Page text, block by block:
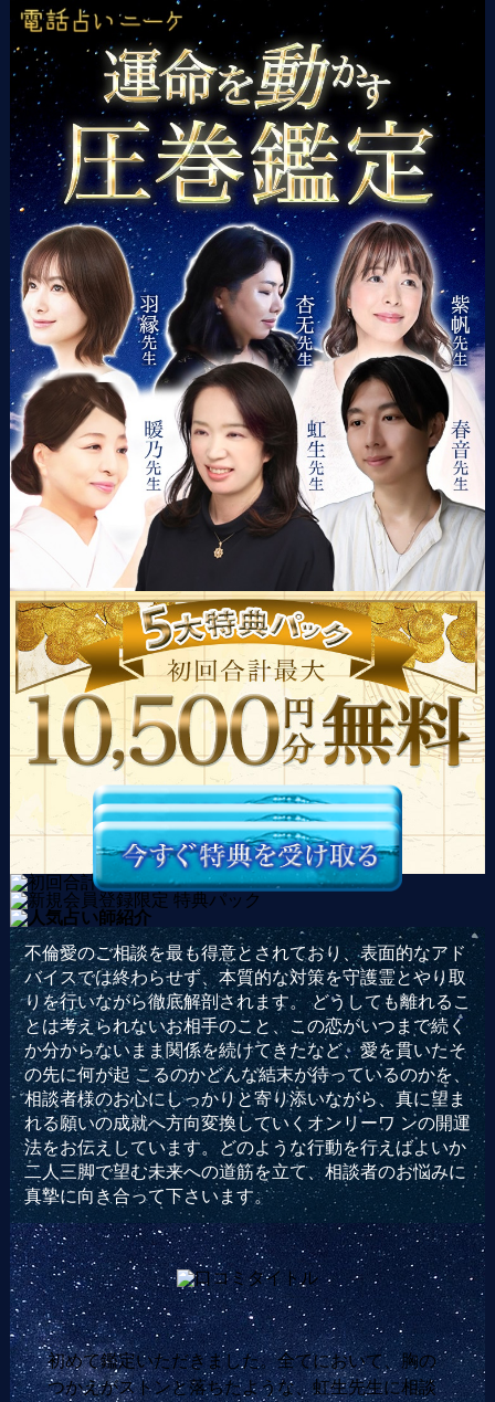
不倫愛のご相談を最も得意とされており、表面的なアド
バイスでは終わらせず、本質的な対策を守護霊とやり取
りを行いながら徹底解剖されます。 どうしても離れるこ
とは考えられないお相手のこと、この恋がいつまで続く
か分からないまま関係を続けてきたなど、愛を貫いたそ
の先に何が起 こるのかどんな結末が待っているのかを、
相談者様のお心にしっかりと寄り添いながら、真に望ま
れる願いの成就へ方向変換していくオンリーワ ンの開運
法をお伝えしています。どのような行動を行えばよいか
二人三脚で望む未来への道筋を立て、相談者のお悩みに
真摯に向き合って下さいます。
初めて鑑定いただきました。全てにおいて、胸の
つかえがストンと落ちたような、虹生先生に相談